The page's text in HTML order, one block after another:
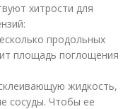
хитрости для
продольных
площадь поглощения
жидкость,
сосуды. Чтобы ее